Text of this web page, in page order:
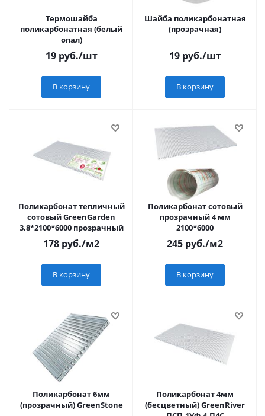
Термошайба
поликарбонатная (белый
опал)
19руб./шт
В корзину
Шайба поликарбонатная
(прозрачная)
19руб./шт
В корзину
Поликарбонат тепличный
сотовый GreenGarden
3,8*2100*6000 прозрачный
178 руб./м2
В корзину
Поликарбонат сотовый
прозрачный 4 мм
2100*6000
245 руб./м2
В корзину
Поликарбонат 6мм
(прозрачный) GreenStone
Поликарбонат 4мм
(бесцветный) GreenRiver